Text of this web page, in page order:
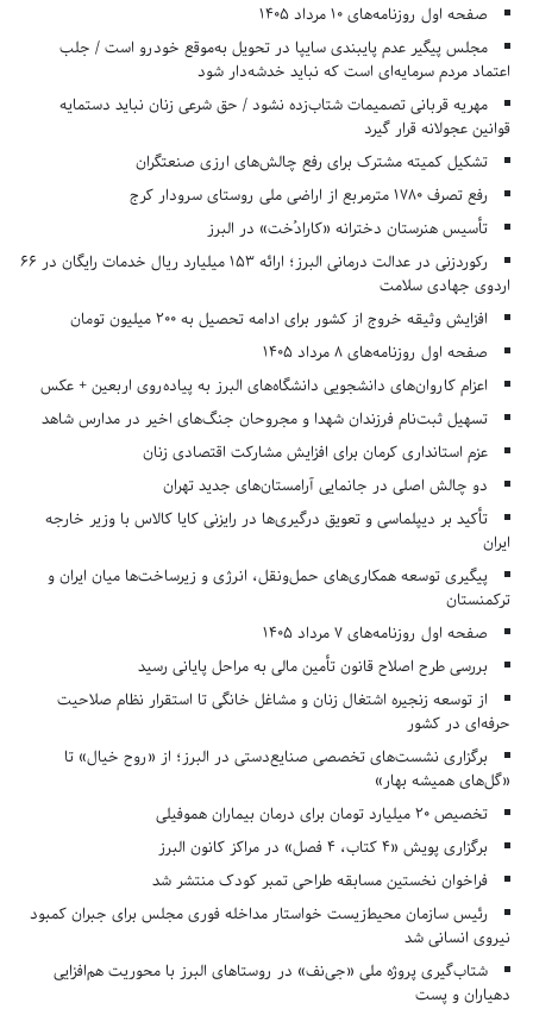
صفحه اول روزنامه‌های 10 مرداد 1405
مجلس پیگیر عدم پایبندی سایپا در تحویل به‌موقع خودرو است / جلب
اعتماد مردم سرمایه‌ای است که نباید خدشه‌دار شود
مهریه قربانی تصمیمات شتاب‌زده نشود / حق شرعی زنان نباید دستمایه
قوانین عجولانه قرار گیرد
تشکیل کمیته مشترک برای رفع چالش‌های ارزی صنعتگران
رفع تصرف ۱۷۸۰ مترمربع از اراضی ملی روستای سرودار کرج
تأسیس هنرستان دخترانه «کارادُخت» در البرز
رکوردزنی در عدالت درمانی البرز؛ ارائه ۱۵۳ میلیارد ریال خدمات رایگان در ۶۶
اردوی جهادی سلامت
افزایش وثیقه خروج از کشور برای ادامه تحصیل به ۲۰۰ میلیون تومان
صفحه اول روزنامه‌های 8 مرداد 1405
اعزام کاروان‌های دانشجویی دانشگاه‌های البرز به پیاده‌روی اربعین + عکس
تسهیل ثبت‌نام فرزندان شهدا و مجروحان جنگ‌های اخیر در مدارس شاهد
عزم استانداری کرمان برای افزایش مشارکت اقتصادی زنان
دو چالش اصلی در جانمایی آرامستان‌های جدید تهران
تأکید بر دیپلماسی و تعویق درگیری‌ها در رایزنی کایا کالاس با وزیر خارجه
ایران
پیگیری توسعه همکاری‌های حمل‌ونقل، انرژی و زیرساخت‌ها میان ایران و
ترکمنستان
صفحه اول روزنامه‌های 7 مرداد 1405
بررسی طرح اصلاح قانون تأمین مالی به مراحل پایانی رسید
از توسعه زنجیره اشتغال زنان و مشاغل خانگی تا استقرار نظام صلاحیت
حرفه‌ای در کشور
برگزاری نشست‌های تخصصی صنایع‌دستی در البرز؛ از «روح خیال» تا
«گل‌های همیشه بهار»
تخصیص ۲۰ میلیارد تومان برای درمان بیماران هموفیلی
برگزاری پویش «۴ کتاب، ۴ فصل» در مراکز کانون البرز
فراخوان نخستین مسابقه طراحی تمبر کودک منتشر شد
رئیس سازمان محیط‌زیست خواستار مداخله فوری مجلس برای جبران کمبود
نیروی انسانی شد
شتاب‌گیری پروژه ملی «جی‌نف» در روستاهای البرز با محوریت هم‌افزایی
دهیاران و پست